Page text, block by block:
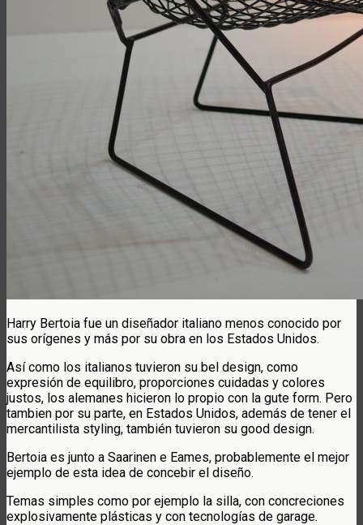
Harry Bertoia fue un diseñador italiano menos conocido por
sus orígenes y más por su obra en los Estados Unidos.
Así como los italianos tuvieron su bel design, como
expresión de equilibro, proporciones cuidadas y colores
justos, los alemanes hicieron lo propio con la gute form. Pero
tambien por su parte, en Estados Unidos, además de tener el
mercantilista styling, también tuvieron su good design.
Bertoia es junto a Saarinen e Eames, probablemente el mejor
ejemplo de esta idea de concebir el diseño.
Temas simples como por ejemplo la silla, con concreciones
explosivamente plásticas y con tecnologías de garage.